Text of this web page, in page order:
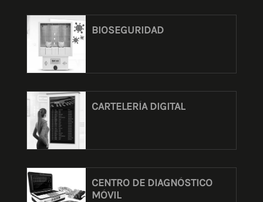
BIOSEGURIDAD
CARTELERÍA DIGITAL
CENTRO DE DIAGNÓSTICO
MÓVIL